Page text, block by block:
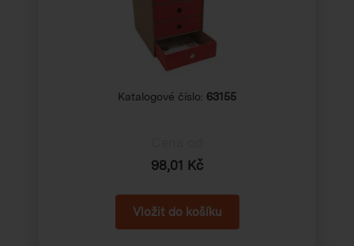
Katalogové číslo: 63155
98,01 Kč